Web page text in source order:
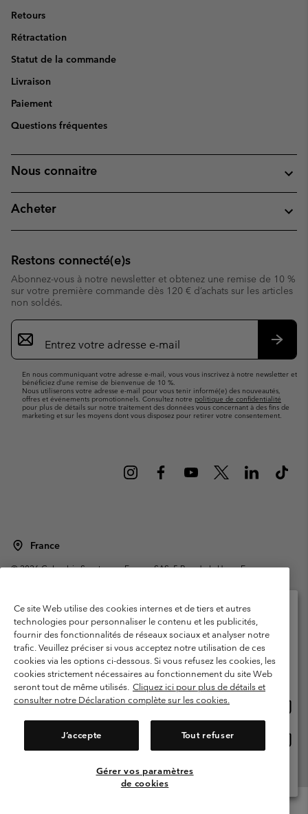
Retours
Rétractation
Statut de la commande
Livraison
Paiement
Questions fréquentes
Nous connaitre
Acheter
Restons connecté(e)s
Abonnez-vous à notre newsletter et obtenez une remise de 10 %
sur votre première commande dès 120 € d’achats sur les articles
non soldés.
Inscription
par
e-
En nous communiquant votre adresse e-mail, vous vous inscrivez à notre newsletter et
bénéficiez d’une remise de bienvenue de 10 %.
Nous utiliserons votre adresse e-mail pour vous tenir informé(e) des nouveautés,
offres et événements promotionnels. Consultez notre politique de confidentialité
pour plus de détails sur notre traitement des données vous concernant à des fins de
marketing et sur les moyens dont vous disposez pour retirer votre consentement.
France
©2026Columbia Sportswear Europe SAS. 5 Rue de la Haye, Espace
Garanties Légales
Politique de confidentialité
Conditions d'utilisation - Membres
Conditions D'utilisation - Contenu généré par l'utilisateur
Impressum
Cookies
Public CBCR
Ce site Web utilise des cookies internes et de tiers et autres
technologies pour personnaliser le contenu et les publicités,
fournir des fonctionnalités de réseaux sociaux et analyser notre
trafic. Veuillez préciser si vous acceptez notre utilisation de ces
cookies via les options ci-dessous. Si vous refusez les cookies, les
cookies strictement nécessaires au fonctionnement du site Web
seront tout de même utilisés. Cliquez ici pour plus de détails et
consulter notre Déclaration complète sur les cookies.
J’accepte Tout refuser
Gérer vos paramètres
de cookies
Veuillez sélectionner votre pays d’expédition et
votre langue
Achats en ligne disponibles
United States
ligne
France
Voir Tous Les Pays